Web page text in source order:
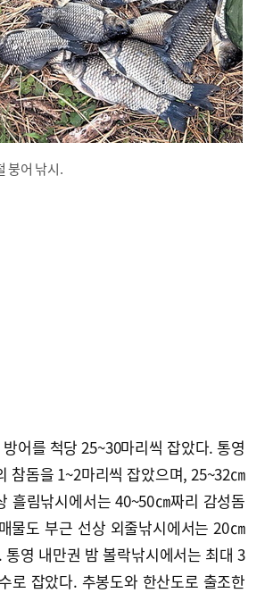
붕어 낚시.
어를 척당 25~30마리씩 잡았다. 통영
참돔을 1~2마리씩 잡았으며, 25~32㎝
흘림낚시에서는 40~50㎝짜리 감성돔
물도 부근 선상 외줄낚시에서는 20㎝
영 내만권 밤 볼락낚시에서는 최대 3
로 잡았다. 추봉도와 한산도로 출조한